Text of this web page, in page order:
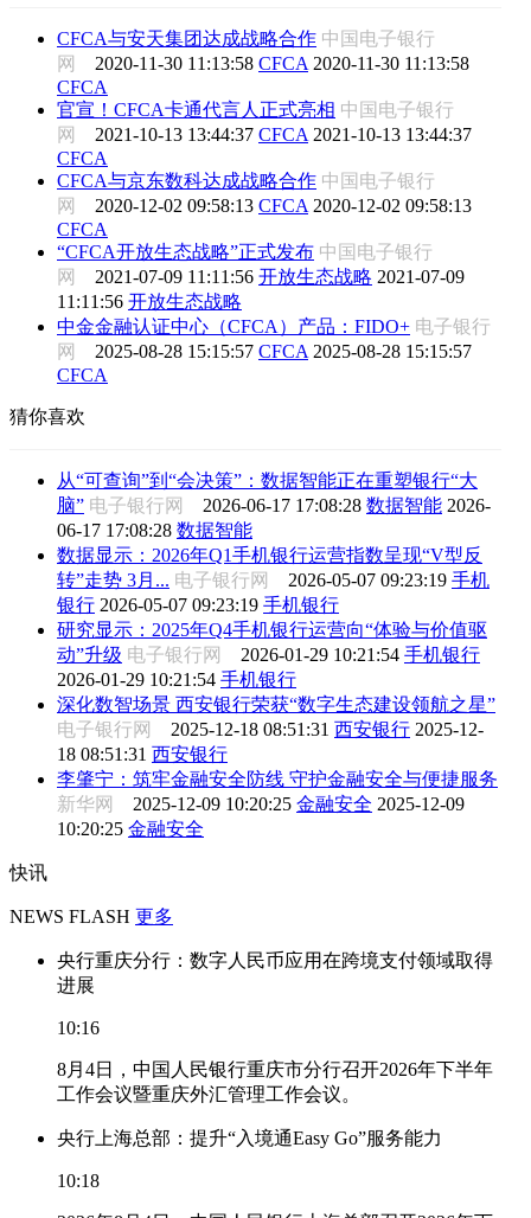
CFCA与安天集团达成战略合作 中国电子银行
网 2020-11-30 11:13:58 CFCA 2020-11-30 11:13:58
CFCA
官宣！CFCA卡通代言人正式亮相 中国电子银行
网 2021-10-13 13:44:37 CFCA 2021-10-13 13:44:37
CFCA
CFCA与京东数科达成战略合作 中国电子银行
网 2020-12-02 09:58:13 CFCA 2020-12-02 09:58:13
CFCA
“CFCA开放生态战略”正式发布 中国电子银行
网 2021-07-09 11:11:56 开放生态战略 2021-07-09
11:11:56 开放生态战略
中金金融认证中心（CFCA）产品：FIDO+ 电子银行
网 2025-08-28 15:15:57 CFCA 2025-08-28 15:15:57
CFCA
猜你喜欢
从“可查询”到“会决策”：数据智能正在重塑银行“大
脑” 电子银行网 2026-06-17 17:08:28 数据智能 2026-
06-17 17:08:28 数据智能
数据显示：2026年Q1手机银行运营指数呈现“V型反
转”走势 3月... 电子银行网 2026-05-07 09:23:19 手机
银行 2026-05-07 09:23:19 手机银行
研究显示：2025年Q4手机银行运营向“体验与价值驱
动”升级 电子银行网 2026-01-29 10:21:54 手机银行
2026-01-29 10:21:54 手机银行
深化数智场景 西安银行荣获“数字生态建设领航之星”
电子银行网 2025-12-18 08:51:31 西安银行 2025-12-
18 08:51:31 西安银行
李肇宁：筑牢金融安全防线 守护金融安全与便捷服务
新华网 2025-12-09 10:20:25 金融安全 2025-12-09
10:20:25 金融安全
快讯
NEWS FLASH 更多
央行重庆分行：数字人民币应用在跨境支付领域取得
进展
10:16
8月4日，中国人民银行重庆市分行召开2026年下半年
工作会议暨重庆外汇管理工作会议。
央行上海总部：提升“入境通Easy Go”服务能力
10:18